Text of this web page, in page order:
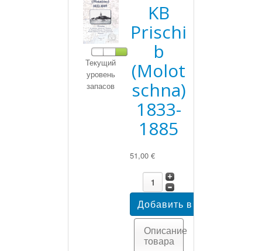
Текущий
уровень
запасов
KB
Prischi
b
(Molot
schna)
1833-
1885
51,00 €
Описание
товара